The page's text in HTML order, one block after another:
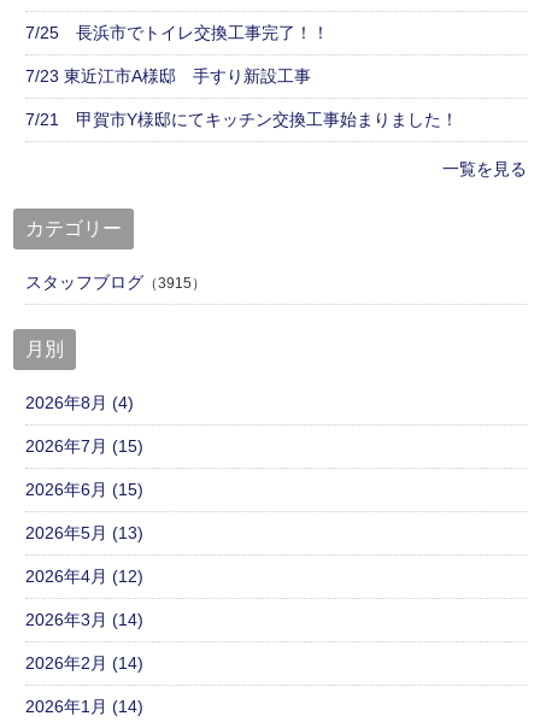
7/25 長浜市でトイレ交換工事完了！！
7/23 東近江市A様邸 手すり新設工事
7/21 甲賀市Y様邸にてキッチン交換工事始まりました！
一覧を見る
カテゴリー
スタッフブログ （3915）
月別
2026年8月 (4)
2026年7月 (15)
2026年6月 (15)
2026年5月 (13)
2026年4月 (12)
2026年3月 (14)
2026年2月 (14)
2026年1月 (14)